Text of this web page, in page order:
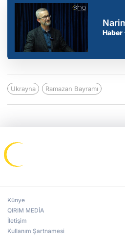
Haber
Ukrayna Ramazan Bayramı
Künye
QIRIM MEDİA
İletişim
Kullanım Şartnamesi